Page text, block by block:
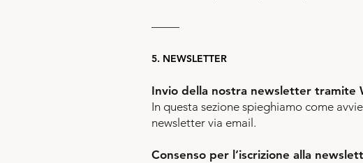
–––––
5. NEWSLETTER
Invio della nostra newsletter tramite
In questa sezione spieghiamo come
newsletter via email.
Consenso per l’iscrizione alla